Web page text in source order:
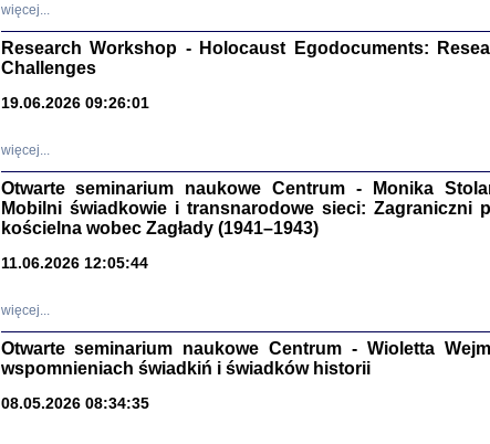
Warszawa
więcej...
Research Workshop - Holocaust Egodocuments:
Challenges
19.06.2026 09:26:01
więcej...
Otwarte seminarium naukowe Centrum - Monika
Mobilni świadkowie i transnarodowe sieci: Zagraniczni
kościelna wobec Zagłady (1941–1943)
11.06.2026 12:05:44
więcej...
Otwarte seminarium naukowe Centrum - Wioletta
wspomnieniach świadkiń i świadków historii
08.05.2026 08:34:35